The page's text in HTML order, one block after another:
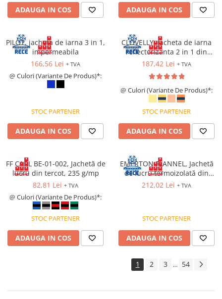
Protecție descărcări electrostatice
(ESD)
Protecție specială
Riscuri minime
Mânecuțe (Cotiere)
Accesorii
PROTECȚIA OCHILOR
Ochelari de protecție
Măști și geamuri de sudură
PROTECȚIE AUDITIVĂ
Antifoane externe
Antifoane externe clasice
Antifoane externe cu prindere pe
casca de protecție
Antifoane interne
Antifoane interne de unică
ADAUGA IN COS ADAUGA IN COS
PILOT, jacheta de iarna 3 in 1,
impermeabila
166,56 Lei + TVA
@ Culori (Variante De Produs)*:
STOC PARTENER
ADAUGA IN COS
CLOVELLY, Jacheta de iarna
reflectorizanta 2 in 1 din
poliester 300D Oxford si PU
187,42 Lei + TVA
@ Culori (Variante De Produs)*:
STOC PARTENER
ADAUGA IN COS
FF CARL BE-01-002, Jachetă de
lucru din tercot, 235 g/mp
82,81 Lei + TVA
@ Culori (Variante De Produs)*:
STOC PARTENER
ADAUGA IN COS
EMERTON FLANNEL, Jachetă
de lucru termoizolată din
bumbac si poliester, 270 g/mp
212,02 Lei + TVA
STOC PARTENER
ADAUGA IN COS
1 2 3 ... 54